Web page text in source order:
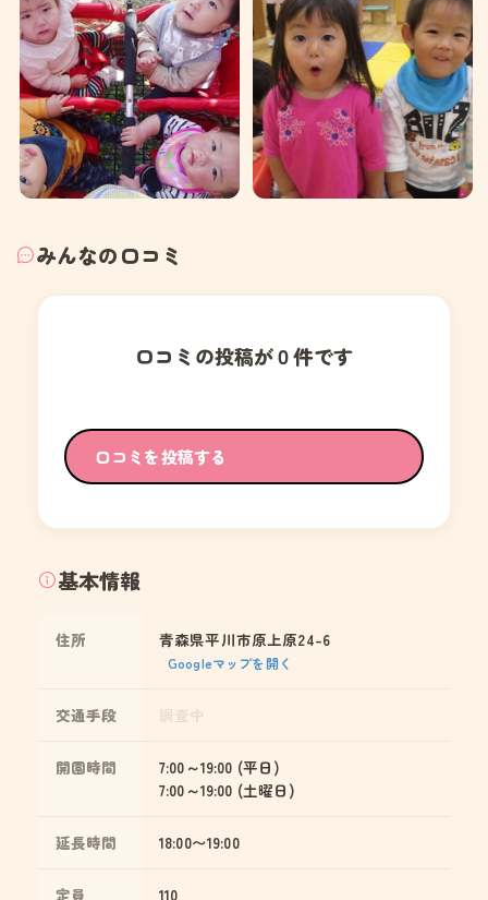
みんなの口コミ
口コミの投稿が０件です
口コミを投稿する
基本情報
住所 青森県平川市原上原24-6
Googleマップを開く
交通手段
開園時間
7:00～19:00 (平日)
7:00～19:00 (土曜日)
延長時間 18:00〜19:00
定員 110